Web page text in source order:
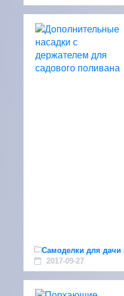
Самоделки для дачи
2017-09-27